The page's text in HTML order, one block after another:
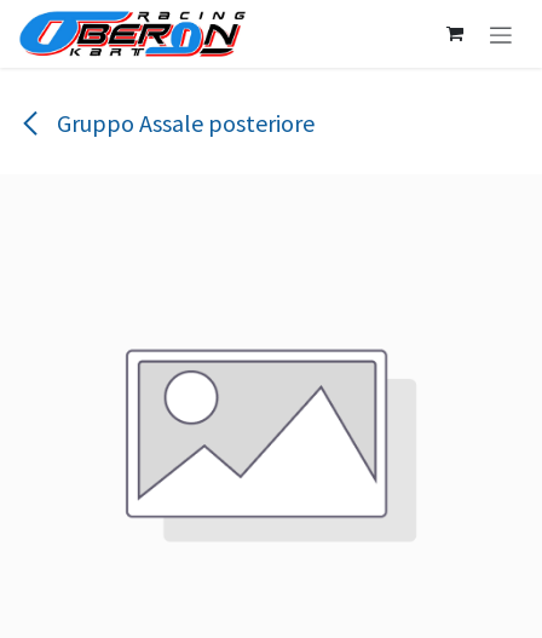
Passa al contenuto
Gruppo Assale posteriore